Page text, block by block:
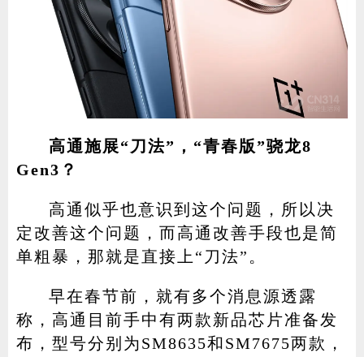
高通施展“刀法”，“青春版”骁龙8
Gen3？
高通似乎也意识到这个问题，所以决
定改善这个问题，而高通改善手段也是简
单粗暴，那就是直接上“刀法”。
早在春节前，就有多个消息源透露
称，高通目前手中有两款新品芯片准备发
布，型号分别为SM8635和SM7675两款，